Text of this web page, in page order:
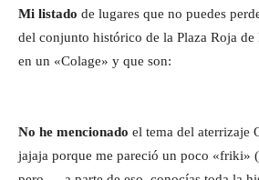
Mi listado de lugares que no puedes
del conjunto histórico de la Plaza Roja
en un «Colage» y que son:
No he mencionado el tema del aterrizaje
jajaja porque me pareció un poco «friki»